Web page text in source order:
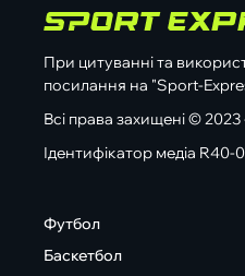
При цитуванні та
посилання на "Sport-
Всі права захищені ©
Ідентифікатор медіа R40-
Футбол
Баскетбол